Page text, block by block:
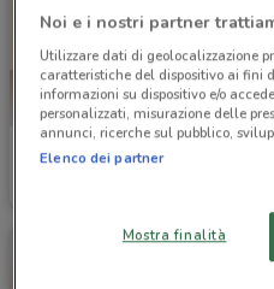
Burger King
Noi e i nostri partner
Utilizzare dati di geolocalizzazione
caratteristiche del dispositivo ai fini
informazioni su dispositivo e/o
personalizzati, misurazione delle
annunci, ricerche sul pubblico,
Elenco dei partner
Mostra finalità